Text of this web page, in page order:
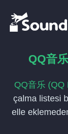
QQ音
QQ音乐 (QQ
çalma listesi
elle